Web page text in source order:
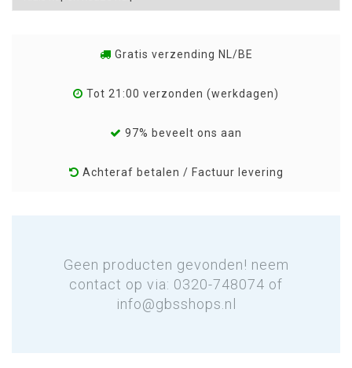
Gratis verzending NL/BE
Tot 21:00 verzonden (werkdagen)
97% beveelt ons aan
Achteraf betalen / Factuur levering
Geen producten gevonden! neem
contact op via: 0320-748074 of
info@gbsshops.nl